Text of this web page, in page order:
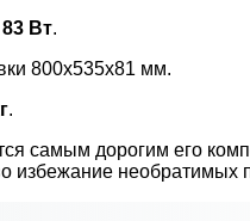
83 Вт.
800x535x81 мм.
.
самым дорогим его
избежание